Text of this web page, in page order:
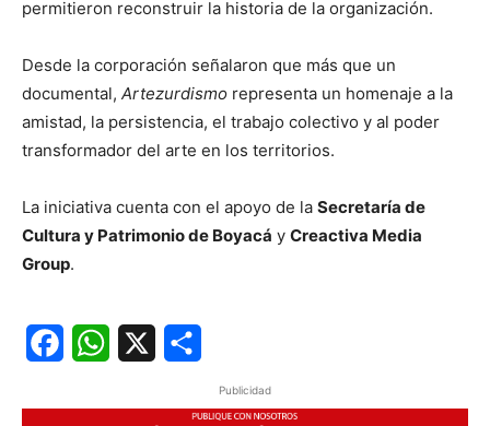
permitieron reconstruir la historia de la organización.
Desde la corporación señalaron que más que un
documental, Artezurdismo representa un homenaje a la
amistad, la persistencia, el trabajo colectivo y al poder
transformador del arte en los territorios.
La iniciativa cuenta con el apoyo de la Secretaría de
Cultura y Patrimonio de Boyacá y Creactiva Media
Group.
Publicidad